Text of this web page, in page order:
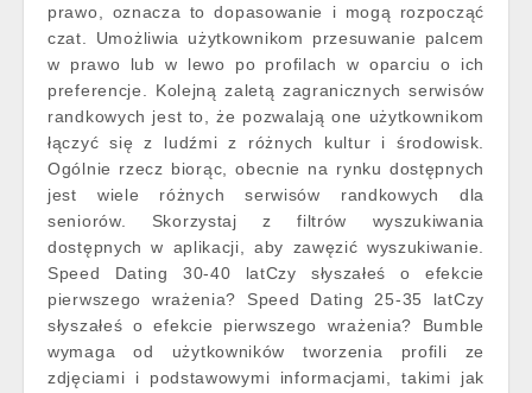
prawo, oznacza to dopasowanie i mogą rozpocząć
czat. Umożliwia użytkownikom przesuwanie palcem
w prawo lub w lewo po profilach w oparciu o ich
preferencje. Kolejną zaletą zagranicznych serwisów
randkowych jest to, że pozwalają one użytkownikom
łączyć się z ludźmi z różnych kultur i środowisk.
Ogólnie rzecz biorąc, obecnie na rynku dostępnych
jest wiele różnych serwisów randkowych dla
seniorów. Skorzystaj z filtrów wyszukiwania
dostępnych w aplikacji, aby zawęzić wyszukiwanie.
Speed Dating 30-40 latCzy słyszałeś o efekcie
pierwszego wrażenia? Speed Dating 25-35 latCzy
słyszałeś o efekcie pierwszego wrażenia? Bumble
wymaga od użytkowników tworzenia profili ze
zdjęciami i podstawowymi informacjami, takimi jak